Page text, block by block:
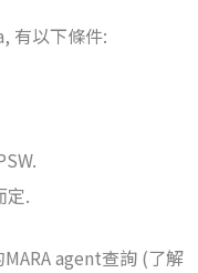
有以下條件:
定.
agent查詢 (了解